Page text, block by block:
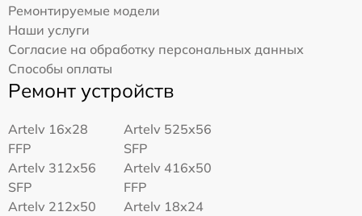
Ремонтируемые модели
Наши услуги
Согласие на обработку персональных данных
Способы оплаты
Ремонт устройств
Artelv 16x28
FFP
Artelv 525x56
SFP
Artelv 312x56
SFP
Artelv 416x50
FFP
Artelv 212x50
Artelv 18x24